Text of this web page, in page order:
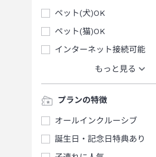
ペット(犬)OK
ペット(猫)OK
インターネット接続可能
もっと見る
プランの特徴
オールインクルーシブ
誕生日・記念日特典あり